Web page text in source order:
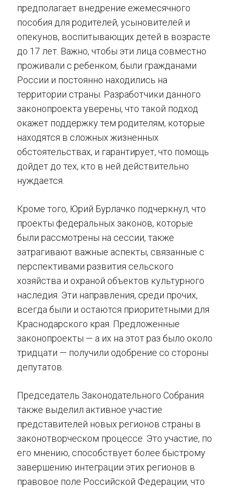
предполагает внедрение ежемесячного
пособия для родителей, усыновителей и
опекунов, воспитывающих детей в возрасте
до 17 лет. Важно, чтобы эти лица совместно
проживали с ребенком, были гражданами
России и постоянно находились на
территории страны. Разработчики данного
законопроекта уверены, что такой подход
окажет поддержку тем родителям, которые
находятся в сложных жизненных
обстоятельствах, и гарантирует, что помощь
дойдет до тех, кто в ней действительно
нуждается.
Кроме того, Юрий Бурлачко подчеркнул, что
проекты федеральных законов, которые
были рассмотрены на сессии, также
затрагивают важные аспекты, связанные с
перспективами развития сельского
хозяйства и охраной объектов культурного
наследия. Эти направления, среди прочих,
всегда были и остаются приоритетными для
Краснодарского края. Предложенные
законопроекты — а их на этот раз было около
тридцати — получили одобрение со стороны
депутатов.
Председатель Законодательного Собрания
также выделил активное участие
представителей новых регионов страны в
законотворческом процессе. Это участие, по
его мнению, способствует более быстрому
завершению интеграции этих регионов в
правовое поле Российской Федерации, что